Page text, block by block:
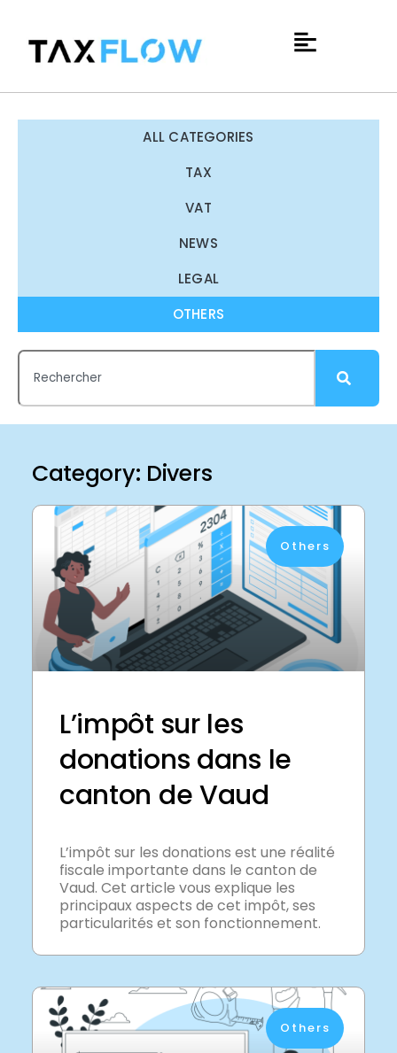
ALL CATEGORIES
TAX
VAT
NEWS
LEGAL
OTHERS
Category: Divers
Others
L’impôt sur les
donations dans le
canton de Vaud
L’impôt sur les donations est une réalité
fiscale importante dans le canton de
Vaud. Cet article vous explique les
principaux aspects de cet impôt, ses
particularités et son fonctionnement.
Others